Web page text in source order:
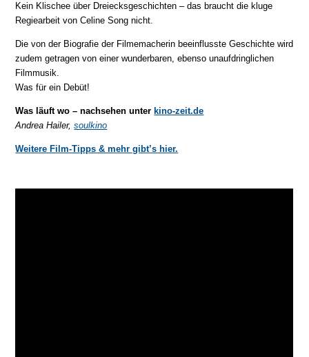
Kein Klischee über Dreiecksgeschichten – das braucht die kluge
Regiearbeit von Celine Song nicht.
Die von der Biografie der Filmemacherin beeinflusste Geschichte wird
zudem getragen von einer wunderbaren, ebenso unaufdringlichen
Filmmusik.
Was für ein Debüt!
Was läuft wo – nachsehen unter kino-zeit.de
Andrea Hailer,soulkino
Weitere Film-Tipps & mehr gibt’s hier.